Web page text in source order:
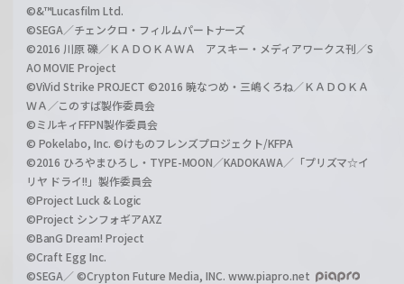
©&™Lucasfilm Ltd.
©SEGA／チェンクロ・フィルムパートナーズ
©2016 川原 礫／ＫＡＤＯＫＡＷＡ アスキー・メディアワークス刊／S
AO MOVIE Project
©ViVid Strike PROJECT ©2016 暁なつめ・三嶋くろね／ＫＡＤＯＫＡ
ＷＡ／このすば製作委員会
©ミルキィFFPN製作委員会
© Pokelabo, Inc. ©けものフレンズプロジェクト/KFPA
©2016 ひろやまひろし・TYPE-MOON／KADOKAWA／「プリズマ☆イ
リヤ ドライ!!」製作委員会
©Project Luck & Logic
©Project シンフォギアAXZ
©BanG Dream! Project
©Craft Egg Inc.
©SEGA／ ©Crypton Future Media, INC. www.piapro.net